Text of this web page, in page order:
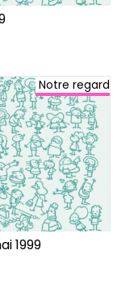
Notre regard
1999